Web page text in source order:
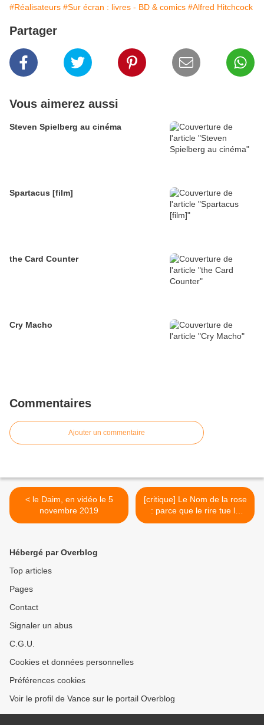
#Réalisateurs #Sur écran : livres - BD & comics #Alfred Hitchcock
Partager
Vous aimerez aussi
Steven Spielberg au cinéma
Spartacus [film]
the Card Counter
Cry Macho
Commentaires
Ajouter un commentaire
< le Daim, en vidéo le 5
novembre 2019
[critique] Le Nom de la rose
: parce que le rire tue la
peur >
Hébergé par Overblog
Top articles
Pages
Contact
Signaler un abus
C.G.U.
Cookies et données personnelles
Préférences cookies
Voir le profil de Vance sur le portail Overblog